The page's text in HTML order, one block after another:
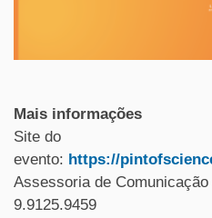
Mais informações
Site do
evento: https://
Assessoria de
9.9125.9459